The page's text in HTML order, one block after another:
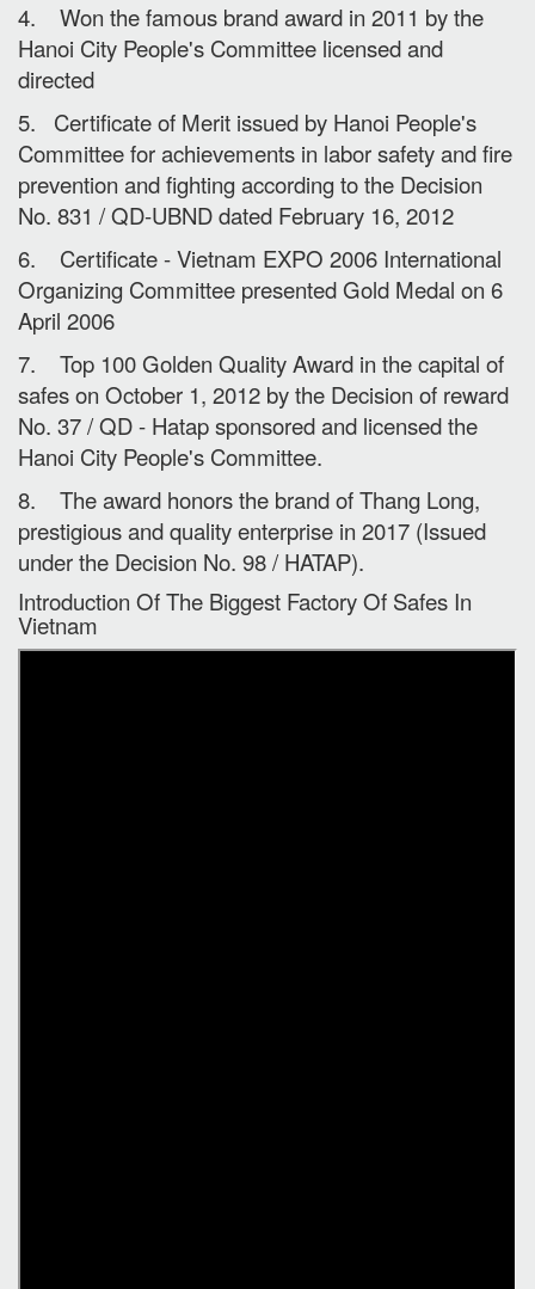
4. Won the famous brand award in 2011 by the
Hanoi City People's Committee licensed and
directed
5. Certificate of Merit issued by Hanoi People's
Committee for achievements in labor safety and fire
prevention and fighting according to the Decision
No. 831 / QD-UBND dated February 16, 2012
6. Certificate - Vietnam EXPO 2006 International
Organizing Committee presented Gold Medal on 6
April 2006
7. Top 100 Golden Quality Award in the capital of
safes on October 1, 2012 by the Decision of reward
No. 37 / QD - Hatap sponsored and licensed the
Hanoi City People's Committee.
8. The award honors the brand of Thang Long,
prestigious and quality enterprise in 2017 (Issued
under the Decision No. 98 / HATAP).
Introduction Of The Biggest Factory Of Safes In
Vietnam